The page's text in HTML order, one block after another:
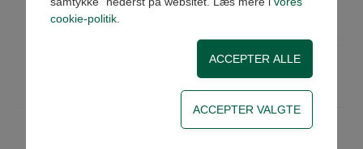
På lager
Pris: 426,00 DKK ex moms
Køb
Ventil 3/2 1/4" NC 2,0mm NBR
Køb
Ventil 3/2 1/4" NC 2,5mm NBR
cookie-politik